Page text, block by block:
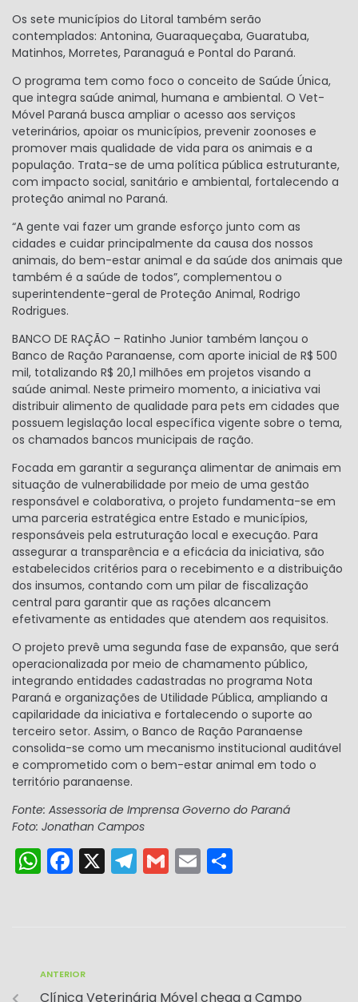
Os sete municípios do Litoral também serão
contemplados: Antonina, Guaraqueçaba, Guaratuba,
Matinhos, Morretes, Paranaguá e Pontal do Paraná.
O programa tem como foco o conceito de Saúde Única,
que integra saúde animal, humana e ambiental. O Vet-
Móvel Paraná busca ampliar o acesso aos serviços
veterinários, apoiar os municípios, prevenir zoonoses e
promover mais qualidade de vida para os animais e a
população. Trata-se de uma política pública estruturante,
com impacto social, sanitário e ambiental, fortalecendo a
proteção animal no Paraná.
“A gente vai fazer um grande esforço junto com as
cidades e cuidar principalmente da causa dos nossos
animais, do bem-estar animal e da saúde dos animais que
também é a saúde de todos”, complementou o
superintendente-geral de Proteção Animal, Rodrigo
Rodrigues.
BANCO DE RAÇÃO – Ratinho Junior também lançou o
Banco de Ração Paranaense, com aporte inicial de R$ 500
mil, totalizando R$ 20,1 milhões em projetos visando a
saúde animal. Neste primeiro momento, a iniciativa vai
distribuir alimento de qualidade para pets em cidades que
possuem legislação local específica vigente sobre o tema,
os chamados bancos municipais de ração.
Focada em garantir a segurança alimentar de animais em
situação de vulnerabilidade por meio de uma gestão
responsável e colaborativa, o projeto fundamenta-se em
uma parceria estratégica entre Estado e municípios,
responsáveis pela estruturação local e execução. Para
assegurar a transparência e a eficácia da iniciativa, são
estabelecidos critérios para o recebimento e a distribuição
dos insumos, contando com um pilar de fiscalização
central para garantir que as rações alcancem
efetivamente as entidades que atendem aos requisitos.
O projeto prevê uma segunda fase de expansão, que será
operacionalizada por meio de chamamento público,
integrando entidades cadastradas no programa Nota
Paraná e organizações de Utilidade Pública, ampliando a
capilaridade da iniciativa e fortalecendo o suporte ao
terceiro setor. Assim, o Banco de Ração Paranaense
consolida-se como um mecanismo institucional auditável
e comprometido com o bem-estar animal em todo o
território paranaense.
Fonte: Assessoria de Imprensa Governo do Paraná
Foto: Jonathan Campos
W
h
A
p
F
a
b
o
X T
el
m
G
m
E
m
ANTERIOR
Clínica Veterinária Móvel chega a Campo